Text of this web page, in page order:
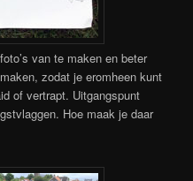
van te maken en beter
zodat je eromheen kunt
of vertrapt. Uitgangspunt
Hoe maak je daar